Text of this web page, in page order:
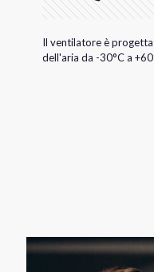
Il ventilatore è
dell'aria da -30°C a